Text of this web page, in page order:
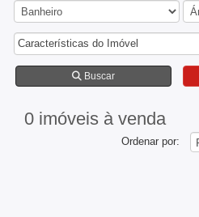
Características do Imóvel
Buscar
0 imóveis à venda
Ordenar por: